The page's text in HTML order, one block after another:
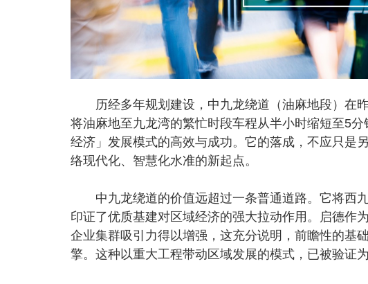
历经多年规划建设，中九龙绕道（油麻地段）在
将油麻地至九龙湾的繁忙时段车程从半小时缩短至5
经济」发展模式的高效与成功。它的落成，不应只是
络现代化、智慧化水准的新起点。
中九龙绕道的价值远超过一条普通道路。它将西九
印证了优质基建对区域经济的强大拉动作用。启德作
企业集群吸引力得以增强，这充分说明，前瞻性的基
擎。这种以重大工程带动区域发展的模式，已被验证